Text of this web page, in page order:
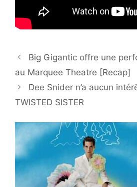
Big Gigantic offre une
au Marquee Theatre [Recap]
Dee Snider n’a aucun
TWISTED SISTER